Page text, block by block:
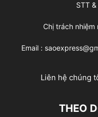
STT
Chị trách nhiệm
Email :
Liên hệ chúng
THEO